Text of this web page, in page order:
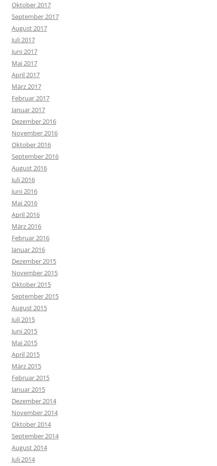
Oktober 2017
September 2017
August 2017
Juli 2017
Juni 2017
Mai 2017
April 2017
März 2017
Februar 2017
Januar 2017
Dezember 2016
November 2016
Oktober 2016
September 2016
August 2016
Juli 2016
Juni 2016
Mai 2016
April 2016
März 2016
Februar 2016
Januar 2016
Dezember 2015
November 2015
Oktober 2015
September 2015
August 2015
Juli 2015
Juni 2015
Mai 2015
April 2015
März 2015
Februar 2015
Januar 2015
Dezember 2014
November 2014
Oktober 2014
September 2014
August 2014
Juli 2014